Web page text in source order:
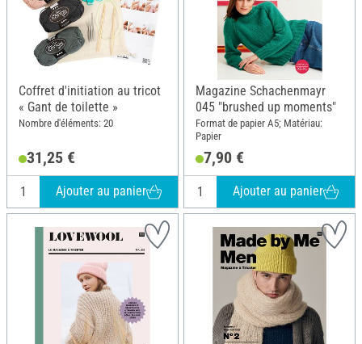
Coffret d'initiation au tricot
« Gant de toilette »
Nombre d'éléments: 20
31,25 €
Ajouter au panier
Magazine Schachenmayr
045 "brushed up moments"
Format de papier A5; Matériau:
Papier
7,90 €
Ajouter au panier